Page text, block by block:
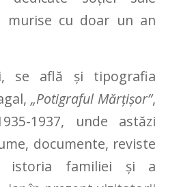
murise cu doar un an
se află și tipografia
„Potigraful Mărţişor”,
1937, unde astăzi
documente, reviste
istoria familiei și a